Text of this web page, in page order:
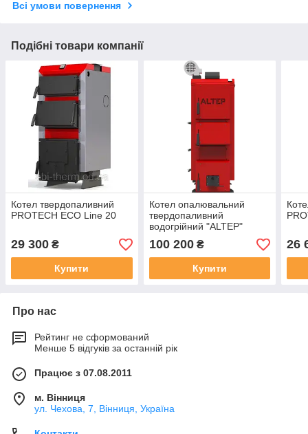
Всі умови повернення
Подібні товари компанії
Котел твердопаливний
PROTECH ECO Line 20
29 300 ₴
Купити
Котел опалювальний
твердопаливний
водогрійний "ALTEP"
КТ-2Е-50 кВт (DUO Plus)
100 200₴
Купити
26
Про нас
Рейтинг не сформований
Менше 5 відгуків за останній рік
Працює з 07.08.2011
м. Вінниця
ул. Чехова, 7, Вінниця, Україна